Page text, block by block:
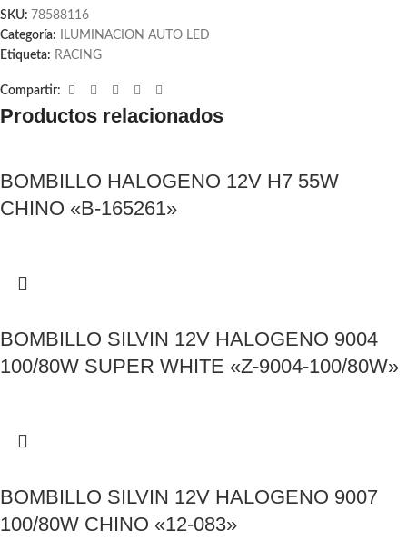
SKU: 78588116
Categoría:
ILUMINACION AUTO LED
Etiqueta: RACING
Compartir:
Productos relacionados
BOMBILLO HALOGENO 12V H7 55W
CHINO «B-165261»
BOMBILLO SILVIN 12V HALOGENO 9004
100/80W SUPER WHITE «Z-9004-100/80W»
BOMBILLO SILVIN 12V HALOGENO 9007
100/80W CHINO «12-083»